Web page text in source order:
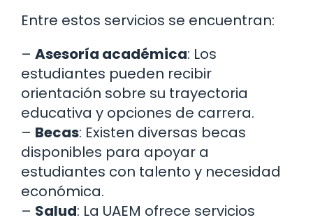
Entre estos servicios se encuentran:
– Asesoría académica: Los
estudiantes pueden recibir
orientación sobre su trayectoria
educativa y opciones de carrera.
– Becas: Existen diversas becas
disponibles para apoyar a
estudiantes con talento y necesidad
económica.
– Salud: La UAEM ofrece servicios